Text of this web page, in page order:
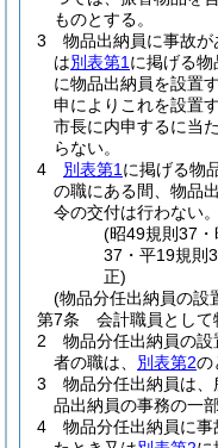
ものとする。
3
物品出納員に事故
は別表第1 に掲げる
に物品出納員を設置
申によりこれを設置す
市長に内申するに当
らない。
4
別表第1 に掲げる物
の職にある間、物品
令の交付は行わない。
(昭49規則37
37・平19規則
正)
(物品分任出納員の設
第7条
会計職員として
2
物品分任出納員の
者の職は、 別表第2の
3
物品分任出納員は
品出納員の事務の一
4
物品分任出納員に